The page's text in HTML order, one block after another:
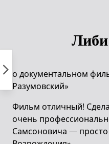
о документальном
Разумовский»
Фильм отличный!
очень
Самсоновича —